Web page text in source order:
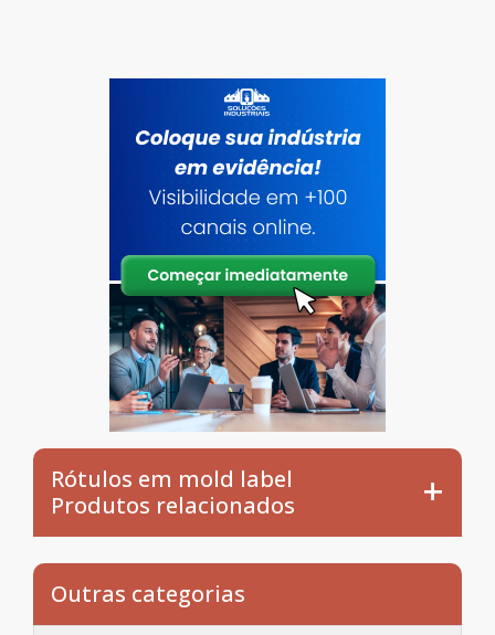
Rótulos em mold label
Produtos relacionados
Outras categorias